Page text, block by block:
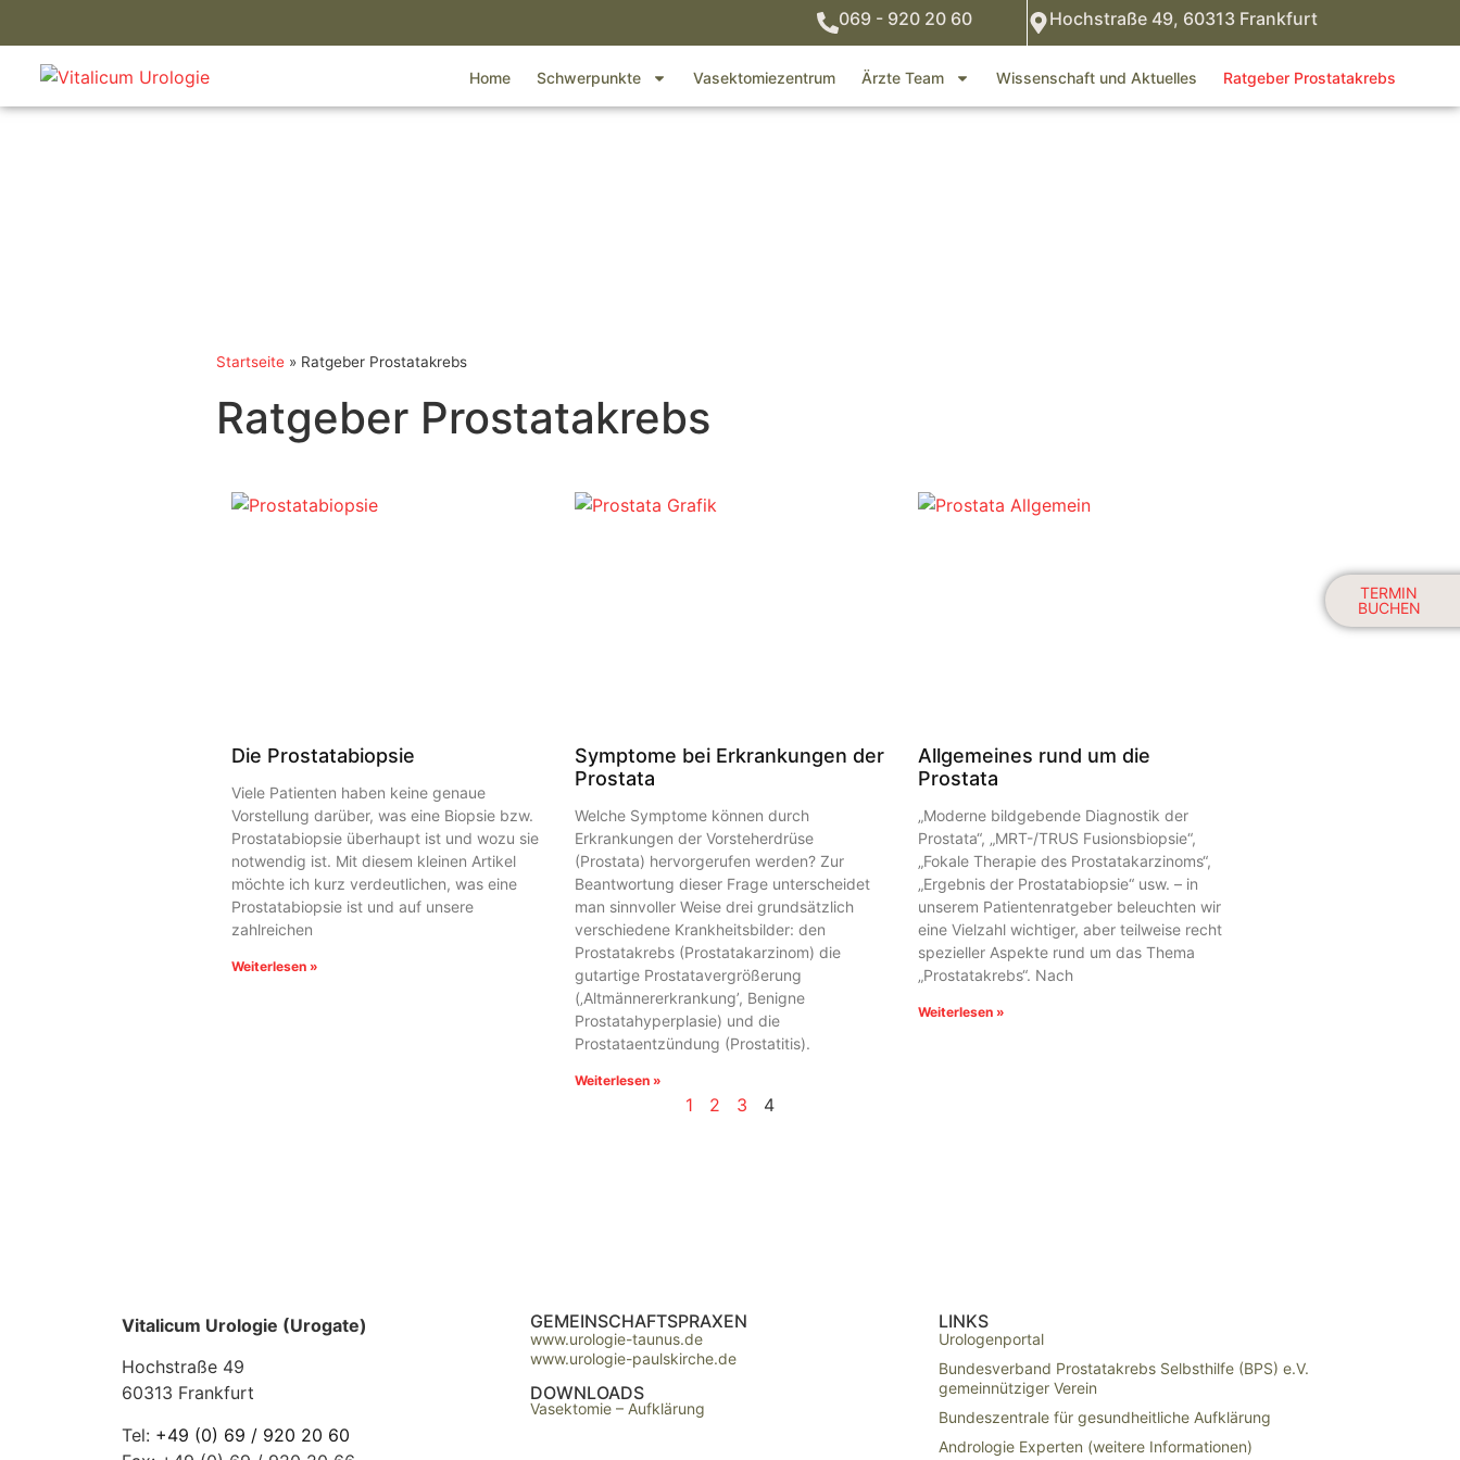
069 - 920 20 60 Hochstraße 49, 60313 Frankfurt
Home Schwerpunkte Vasektomiezentrum Ärzte Team Wissenschaft und Aktuelles Ratgeber Prostatakrebs
TERMIN
BUCHEN
Startseite » Ratgeber Prostatakrebs
Ratgeber Prostatakrebs
Die Prostatabiopsie
Viele Patienten haben keine genaue
Vorstellung darüber, was eine Biopsie bzw.
Prostatabiopsie überhaupt ist und wozu sie
notwendig ist. Mit diesem kleinen Artikel
möchte ich kurz verdeutlichen, was eine
Prostatabiopsie ist und auf unsere
zahlreichen
Weiterlesen »
Symptome bei Erkrankungen der
Prostata
Welche Symptome können durch
Erkrankungen der Vorsteherdrüse
(Prostata) hervorgerufen werden? Zur
Beantwortung dieser Frage unterscheidet
man sinnvoller Weise drei grundsätzlich
verschiedene Krankheitsbilder: den
Prostatakrebs (Prostatakarzinom) die
gutartige Prostatavergrößerung
(‚Altmännererkrankung’, Benigne
Prostatahyperplasie) und die
Prostataentzündung (Prostatitis).
Weiterlesen »
Allgemeines rund um die
Prostata
„Moderne bildgebende Diagnostik der
Prostata“, „MRT-/TRUS Fusionsbiopsie“,
„Fokale Therapie des Prostatakarzinoms“,
„Ergebnis der Prostatabiopsie“ usw. – in
unserem Patientenratgeber beleuchten wir
eine Vielzahl wichtiger, aber teilweise recht
spezieller Aspekte rund um das Thema
„Prostatakrebs“. Nach
Weiterlesen »
1 2 3 4
Vitalicum Urologie (Urogate)
Hochstraße 49
60313 Frankfurt
Tel: +49 (0) 69 / 920 20 60
GEMEINSCHAFTSPRAXEN
www.urologie-taunus.de
www.urologie-paulskirche.de
DOWNLOADS
Vasektomie – Aufklärung
LINKS
Urologenportal
Bundesverband Prostatakrebs Selbsthilfe (BPS) e.V.
gemeinnütziger Verein
Bundeszentrale für gesundheitliche Aufklärung
Andrologie Experten (weitere Informationen)